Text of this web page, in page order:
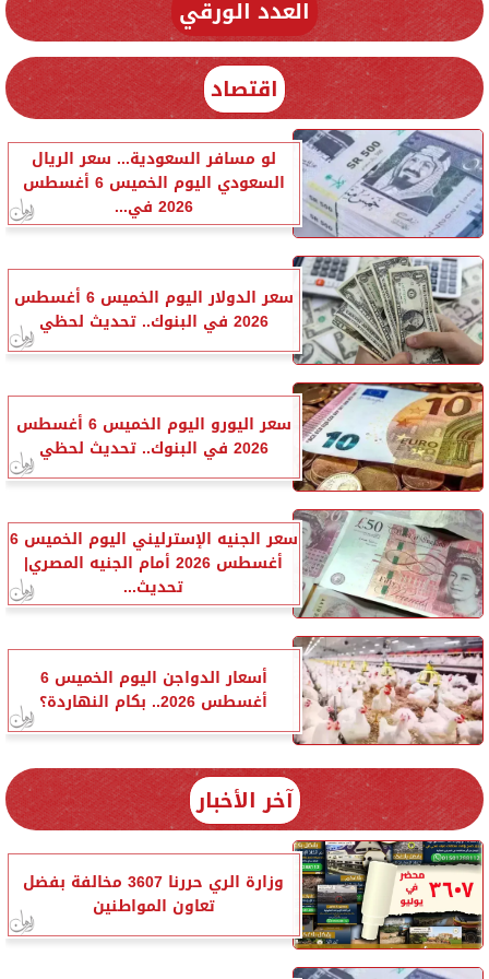
العدد الورقي
اقتصاد
لو مسافر السعودية... سعر الريال
السعودي اليوم الخميس 6 أغسطس
2026 في...
سعر الدولار اليوم الخميس 6 أغسطس
2026 في البنوك.. تحديث لحظي
سعر اليورو اليوم الخميس 6 أغسطس
2026 في البنوك.. تحديث لحظي
سعر الجنيه الإسترليني اليوم الخميس 6
أغسطس 2026 أمام الجنيه المصري|
تحديث...
أسعار الدواجن اليوم الخميس 6
أغسطس 2026.. بكام النهاردة؟
آخر الأخبار
وزارة الري حررنا 3607 مخالفة بفضل
تعاون المواطنين